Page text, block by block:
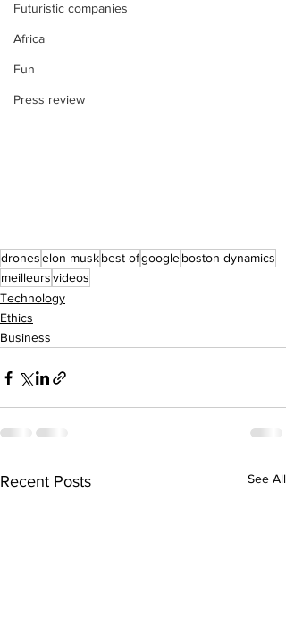
Futuristic companies
Africa
Fun
Press review
droneselon muskbest ofgoogleboston dynamics
meilleursvideos
Technology
Ethics
Business
Recent Posts See All